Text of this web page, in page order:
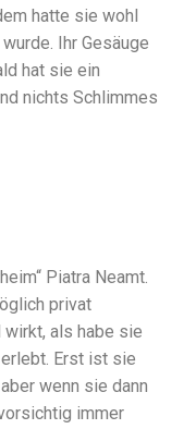
hatte sie wohl
Ihr Gesäuge
hat sie ein
nichts Schlimmes
Piatra Neamt.
privat
wirkt, als habe sie
Erst ist sie
wenn sie dann
immer